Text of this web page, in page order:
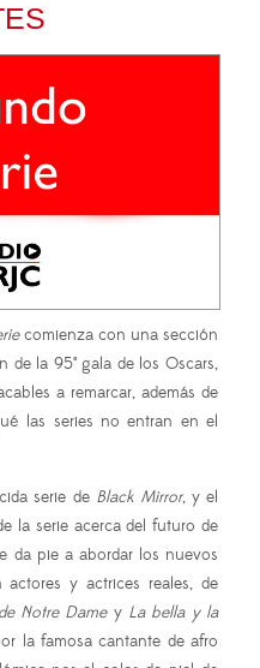
comienza con una sección
de la 95° gala de los Oscars,
a remarcar, además de
las series no entran en el
serie de Black Mirror, y el
la serie acerca del futuro de
da pie a abordar los nuevos
y actrices reales, de
Notre Damey La bella y la
la famosa cantante de afro